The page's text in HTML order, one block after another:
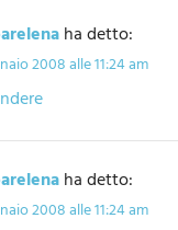
ha detto:
2008 alle 11:24 am
ha detto:
2008 alle 11:24 am